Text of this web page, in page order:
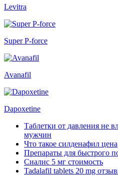
Levitra
Super P-force
Avanafil
Dapoxetine
Таблетки от давления не
мужчин
Что такое силденафил цена
Препараты для быстрого
Сиалис 5 мг стоимость
Tadalafil tablets 20 mg